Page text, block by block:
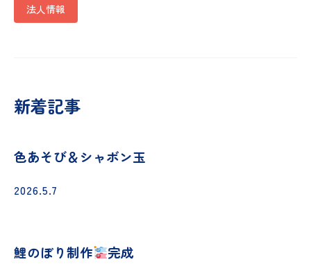
法人情報
新着記事
色あそび＆シャボン玉
2026.5.7
鯉のぼり制作 完成